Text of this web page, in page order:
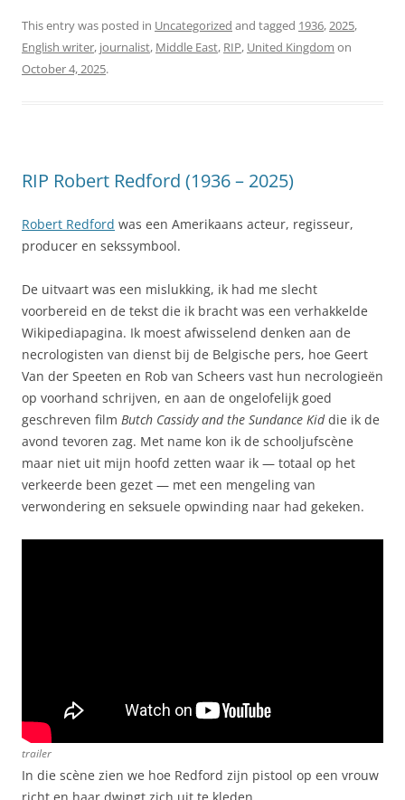
This entry was posted in Uncategorized and tagged 1936,2025,
English writer, journalist, Middle East, RIP, United Kingdom on
October 4, 2025.
RIP Robert Redford (1936 – 2025)
Robert Redford was een Amerikaans acteur, regisseur,
producer en sekssymbool.
De uitvaart was een mislukking, ik had me slecht
voorbereid en de tekst die ik bracht was een verhakkelde
Wikipediapagina. Ik moest afwisselend denken aan de
necrologisten van dienst bij de Belgische pers, hoe Geert
Van der Speeten en Rob van Scheers vast hun necrologieën
op voorhand schrijven, en aan de ongelofelijk goed
geschreven film Butch Cassidy and the Sundance Kiddie ik de
avond tevoren zag. Met name kon ik de schooljufscène
maar niet uit mijn hoofd zetten waar ik — totaal op het
verkeerde been gezet — met een mengeling van
verwondering en seksuele opwinding naar had gekeken.
trailer
In die scène zien we hoe Redford zijn pistool op een vrouw
richt en haar dwingt zich uit te kleden.